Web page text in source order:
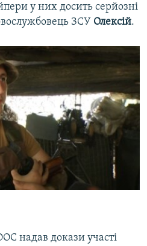
у них досить серйозні
ЗСУ Олексій.
надав докази участі